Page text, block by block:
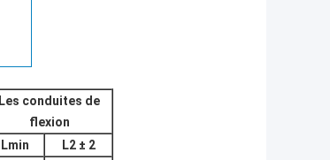
Les conduites de
flexion
Lmin
L2 ± 2